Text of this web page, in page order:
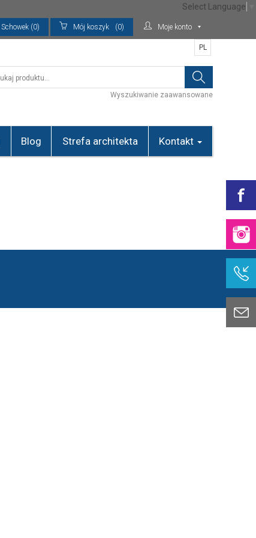
Schowek (0) Mój koszyk (0) Moje konto
Wyszukiwanie zaawansowane
PL
Blog Strefa architekta Kontakt
Select Language